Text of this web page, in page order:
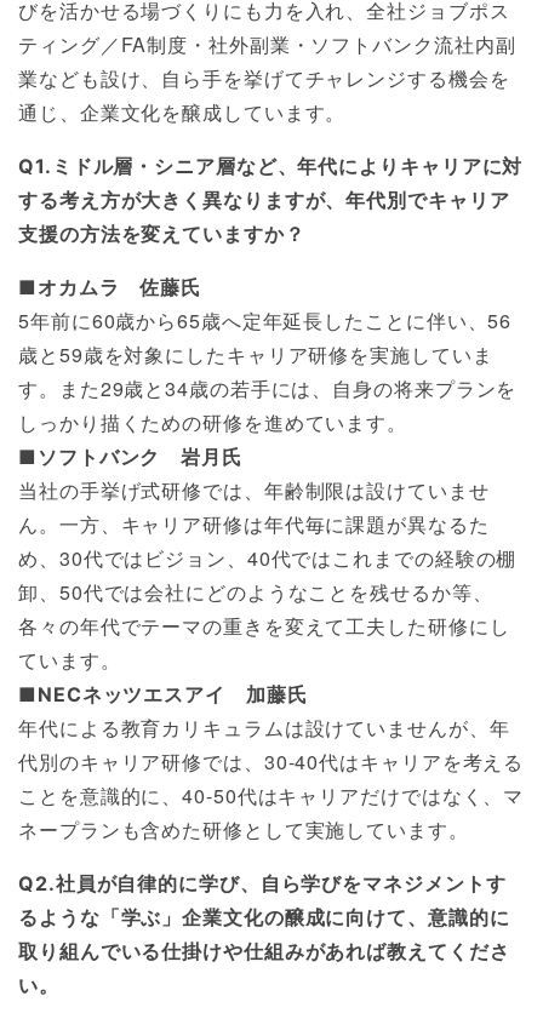
びを活かせる場づくりにも力を入れ、全社ジョブポス
ティング／FA制度・社外副業・ソフトバンク流社内副
業なども設け、自ら手を挙げてチャレンジする機会を
通じ、企業文化を醸成しています。
Q1.ミドル層・シニア層など、年代によりキャリアに対
する考え方が大きく異なりますが、年代別でキャリア
支援の方法を変えていますか？
■オカムラ 佐藤氏
5年前に60歳から65歳へ定年延長したことに伴い、56
歳と59歳を対象にしたキャリア研修を実施していま
す。また29歳と34歳の若手には、自身の将来プランを
しっかり描くための研修を進めています。
■ソフトバンク 岩月氏
当社の手挙げ式研修では、年齢制限は設けていませ
ん。一方、キャリア研修は年代毎に課題が異なるた
め、30代ではビジョン、40代ではこれまでの経験の棚
卸、50代では会社にどのようなことを残せるか等、
各々の年代でテーマの重きを変えて工夫した研修にし
ています。
■NECネッツエスアイ 加藤氏
年代による教育カリキュラムは設けていませんが、年
代別のキャリア研修では、30-40代はキャリアを考える
ことを意識的に、40-50代はキャリアだけではなく、マ
ネープランも含めた研修として実施しています。
Q2.社員が自律的に学び、自ら学びをマネジメントす
るような「学ぶ」企業文化の醸成に向けて、意識的に
取り組んでいる仕掛けや仕組みがあれば教えてくださ
い。